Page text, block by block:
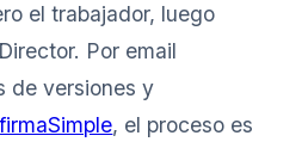
el trabajador, luego
Por email
de versiones y
firmaSimple, el proceso es